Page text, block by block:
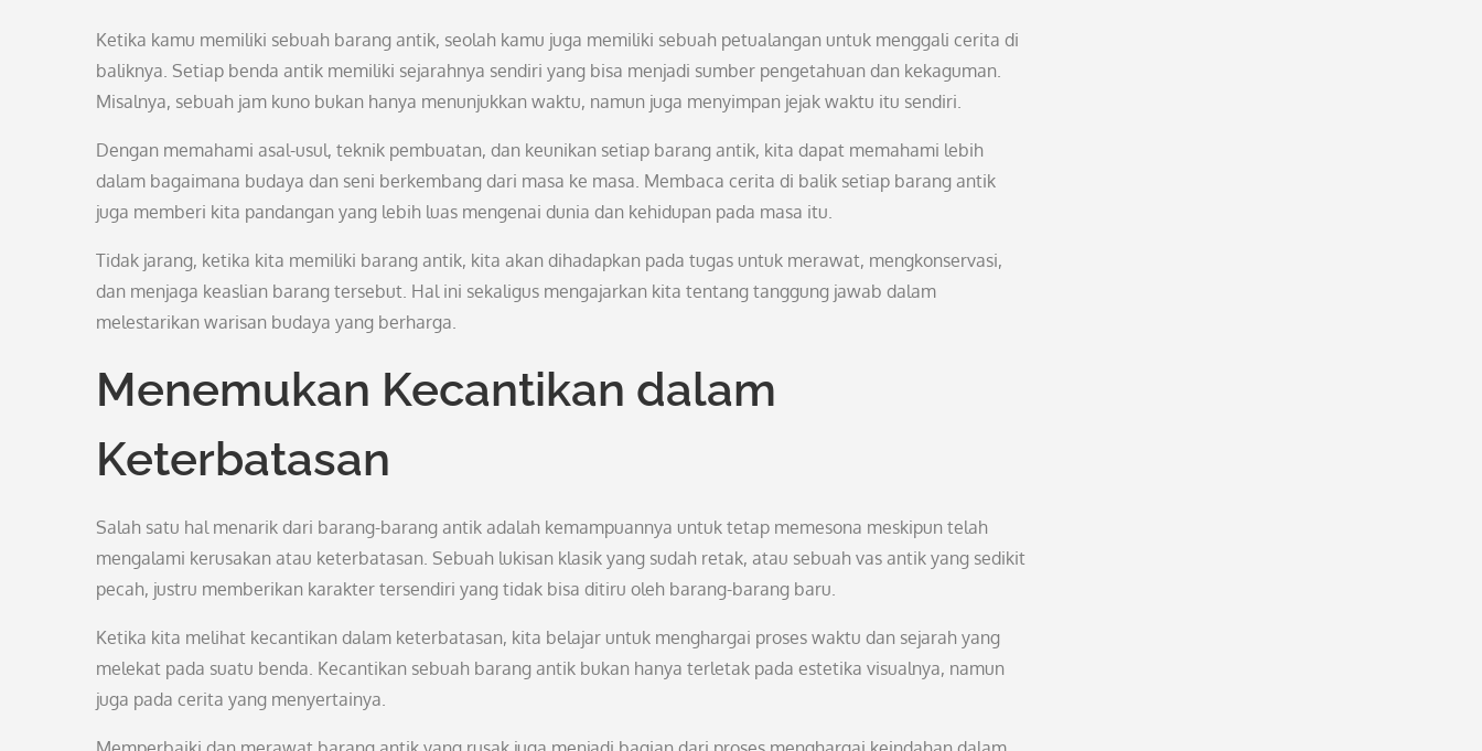
Ketika kamu memiliki sebuah barang antik, seolah kamu juga memiliki sebuah petualangan untuk menggali cerita di
baliknya. Setiap benda antik memiliki sejarahnya sendiri yang bisa menjadi sumber pengetahuan dan kekaguman.
Misalnya, sebuah jam kuno bukan hanya menunjukkan waktu, namun juga menyimpan jejak waktu itu sendiri.
Dengan memahami asal-usul, teknik pembuatan, dan keunikan setiap barang antik, kita dapat memahami lebih
dalam bagaimana budaya dan seni berkembang dari masa ke masa. Membaca cerita di balik setiap barang antik
juga memberi kita pandangan yang lebih luas mengenai dunia dan kehidupan pada masa itu.
Tidak jarang, ketika kita memiliki barang antik, kita akan dihadapkan pada tugas untuk merawat, mengkonservasi,
dan menjaga keaslian barang tersebut. Hal ini sekaligus mengajarkan kita tentang tanggung jawab dalam
melestarikan warisan budaya yang berharga.
Menemukan Kecantikan dalam
Keterbatasan
Salah satu hal menarik dari barang-barang antik adalah kemampuannya untuk tetap memesona meskipun telah
mengalami kerusakan atau keterbatasan. Sebuah lukisan klasik yang sudah retak, atau sebuah vas antik yang sedikit
pecah, justru memberikan karakter tersendiri yang tidak bisa ditiru oleh barang-barang baru.
Ketika kita melihat kecantikan dalam keterbatasan, kita belajar untuk menghargai proses waktu dan sejarah yang
melekat pada suatu benda. Kecantikan sebuah barang antik bukan hanya terletak pada estetika visualnya, namun
juga pada cerita yang menyertainya.